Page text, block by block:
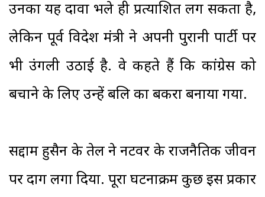
उनका यह दावा भले ही प्रत्याशित लग सकता है,
लेकिन पूर्व विदेश मंत्री ने अपनी पुरानी पार्टी पर
भी उंगली उठाई है. वे कहते हैं कि कांग्रेस को
बचाने के लिए उन्हें बलि का बकरा बनाया गया.
सद्दाम हुसैन के तेल ने नटवर के राजनैतिक जीवन
पर दाग लगा दिया. पूरा घटनाक्रम कुछ इस प्रकार